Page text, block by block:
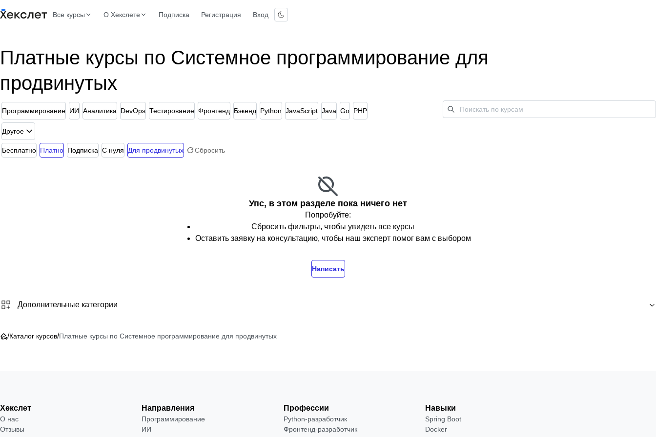
Все курсы О Хекслете Подписка Регистрация Вход
Платные курсы по Системное программирование для
продвинутых
Программирование ИИ Аналитика DevOps Тестирование Фронтенд Бэкенд Python JavaScript Java Go PHP
Другое
Бесплатно Платно Подписка С нуля Для продвинутых Сбросить
Упс, в этом разделе пока ничего нет
Попробуйте:
Сбросить фильтры, чтобы увидеть все курсы
Оставить заявку на консультацию, чтобы наш эксперт помог вам с выбором
Написать
Дополнительные категории
/Каталог курсов/Платные курсы по Системное программирование для продвинутых
Хекслет
О нас
Отзывы
Направления
Программирование
ИИ
Профессии
Python-разработчик
Фронтенд-разработчик
Навыки
Spring Boot
Docker